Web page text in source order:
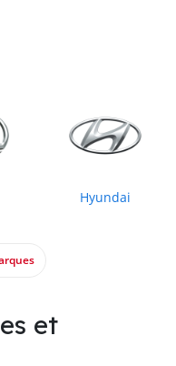
Hyundai
et